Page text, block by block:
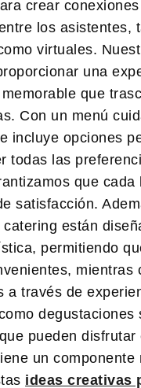
crear conexiones
los asistentes,
virtuales.
una
que
Con un menú
incluye opciones
todas las
que cada
satisfacción.
catering están
permitiendo
mientras
a través de
degustaciones
pueden disfrutar
un componente
ideas creativas